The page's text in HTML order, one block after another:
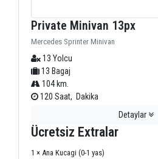
Private Minivan 13px
Mercedes Sprinter Minivan
13 Yolcu
13 Bagaj
104 km.
120 Saat, Dakika
Detaylar
Ücretsiz Extralar
1 × Ana Kucagi (0-1 yas)